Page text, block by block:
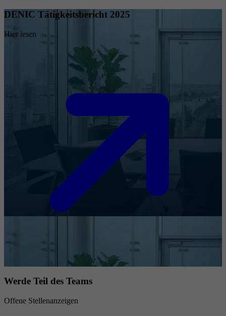
DENIC Tätigkeitsbericht 2025
Hier lesen
Werde Teil des Teams
Offene Stellenanzeigen